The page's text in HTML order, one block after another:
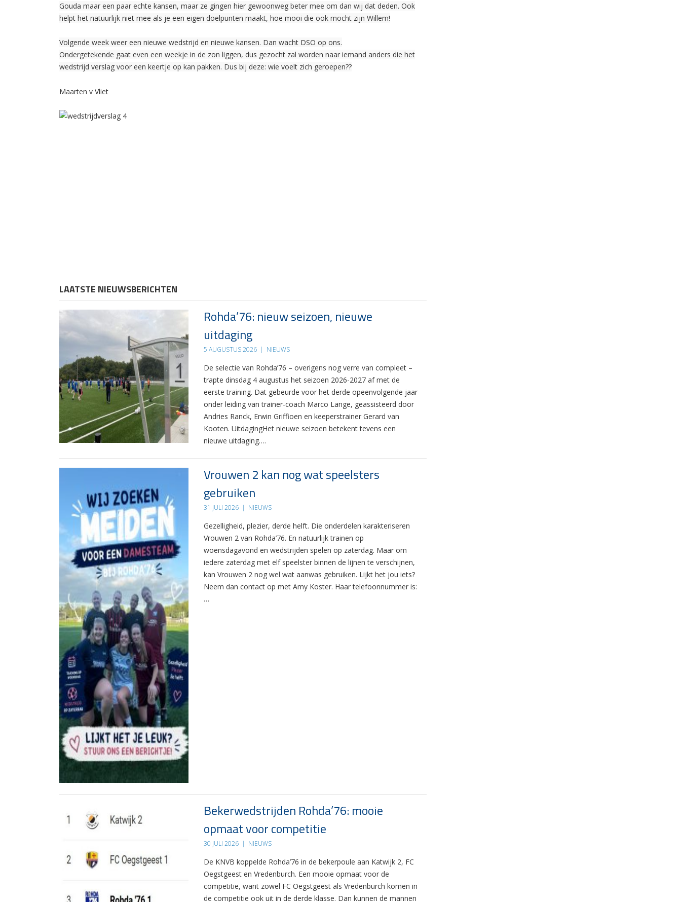
Gouda maar een paar echte kansen, maar ze gingen hier gewoonweg beter mee om dan wij dat deden. Ook
helpt het natuurlijk niet mee als je een eigen doelpunten maakt, hoe mooi die ook mocht zijn Willem!
Volgende week weer een nieuwe wedstrijd en nieuwe kansen. Dan wacht DSO op ons.
Ondergetekende gaat even een weekje in de zon liggen, dus gezocht zal worden naar iemand anders die het
wedstrijd verslag voor een keertje op kan pakken. Dus bij deze: wie voelt zich geroepen??
Maarten v Vliet
LAATSTE NIEUWSBERICHTEN
Rohda’76: nieuw seizoen, nieuwe
uitdaging
5 AUGUSTUS 2026 | NIEUWS
De selectie van Rohda’76 – overigens nog verre van compleet –
trapte dinsdag 4 augustus het seizoen 2026-2027 af met de
eerste training. Dat gebeurde voor het derde opeenvolgende jaar
onder leiding van trainer-coach Marco Lange, geassisteerd door
Andries Ranck, Erwin Griffioen en keeperstrainer Gerard van
Kooten. UitdagingHet nieuwe seizoen betekent tevens een
nieuwe uitdaging….
Vrouwen 2 kan nog wat speelsters
gebruiken
31 JULI 2026 | NIEUWS
Gezelligheid, plezier, derde helft. Die onderdelen karakteriseren
Vrouwen 2 van Rohda’76. En natuurlijk trainen op
woensdagavond en wedstrijden spelen op zaterdag. Maar om
iedere zaterdag met elf speelster binnen de lijnen te verschijnen,
kan Vrouwen 2 nog wel wat aanwas gebruiken. Lijkt het jou iets?
Neem dan contact op met Amy Koster. Haar telefoonnummer is:
…
Bekerwedstrijden Rohda’76: mooie
opmaat voor competitie
30 JULI 2026 | NIEUWS
De KNVB koppelde Rohda’76 in de bekerpoule aan Katwijk 2, FC
Oegstgeest en Vredenburch. Een mooie opmaat voor de
competitie, want zowel FC Oegstgeest als Vredenburch komen in
de competitie ook uit in de derde klasse. Dan kunnen de mannen